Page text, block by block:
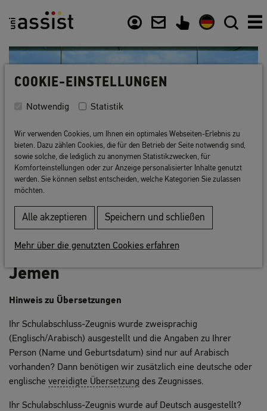
Zurück zur Liste
Jemen
Hinweis zu Übersetzungen
Ihr Schulabschluss-Zeugnis wurde zweisprachig
(Englisch/Arabisch) ausgestellt und die Angaben zu Ihrer
Person (Name und Geburtsdatum) sind nur auf Arabisch
vorhanden? Dann benötigen wir zusätzlich eine deutsche oder
englische vereidigte Übersetzung des Zeugnisses.
Ihr Schulabschluss-Zeugnis wurde auf Deutsch ausgestellt?
COOKIE-EINSTELLUNGEN
Notwendig Statistik
Wir verwenden Cookies, um Ihnen ein optimales Webseiten-Erlebnis zu
bieten. Dazu zählen Cookies, die für den Betrieb der Seite notwendig sind,
sowie solche, die lediglich zu anonymen Statistikzwecken, für
Komforteinstellungen oder zur Anzeige personalisierter Inhalte genutzt
werden. Sie können selbst entscheiden, welche Kategorien Sie zulassen
möchten.
Alle akzeptieren Speichern und schließen
Mehr über die genutzten Cookies erfahren